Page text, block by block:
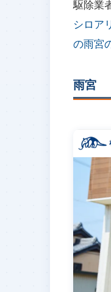
駆除業
シロア
の雨宮
雨宮